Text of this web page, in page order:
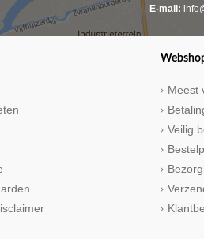
E-mail:
Meest
Veilig